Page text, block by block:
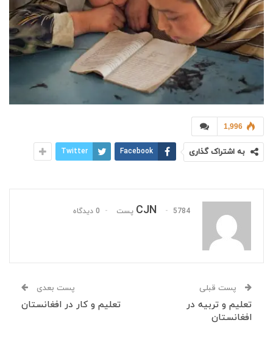
1,996
به اشتراک گذاری Facebook
Twitter
CJN 5784 پست 0 دیدگاه
پست قبلی
تعلیم و تربیه در
افغانستان
پست بعدی
تعلیم و کار در افغانستان